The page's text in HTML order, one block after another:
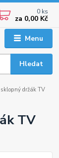
Menu
Hledat
0 ks
za 0,00 Kč
držák TV
TV